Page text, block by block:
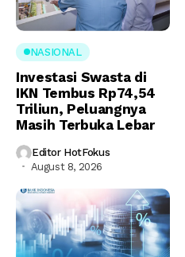
NASIONAL
Investasi Swasta di
IKN Tembus Rp74,54
Triliun, Peluangnya
Masih Terbuka Lebar
Editor HotFokus
August 8, 2026